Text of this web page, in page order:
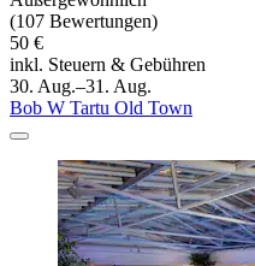
(107 Bewertungen)
50 €
inkl. Steuern & Gebühren
30. Aug.–31. Aug.
Bob W Tartu Old Town